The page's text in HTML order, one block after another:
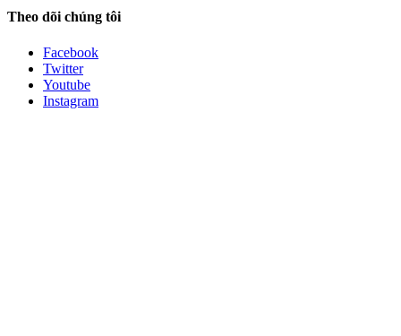
Theo dõi chúng tôi
Facebook
Twitter
Youtube
Instagram